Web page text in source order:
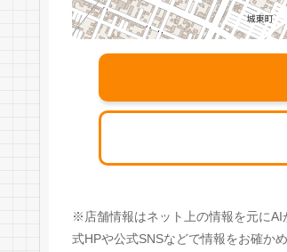
※店舗情報はネット上の情報を元にAI
式HPや公式SNSなどで情報をお確か